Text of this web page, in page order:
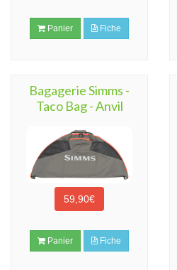
Panier Fiche
Bagagerie Simms -
Taco Bag - Anvil
59,90€
Panier Fiche